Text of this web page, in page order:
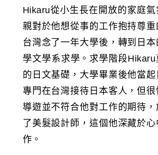
Hikaru從小生長在開放的家庭
親對於他想從事的工作抱持尊
台灣念了一年大學後，轉到日
學文學系求學。求學階段
的日文基礎，大學畢業後他當起
專門在台灣接待日本客人，但
導遊並不符合他對工作的期待，
了美髮設計師，這個他深藏於
作。